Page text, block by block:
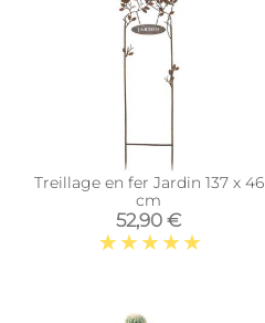
Treillage en fer Jardin 137 x 46
cm
52,90 €